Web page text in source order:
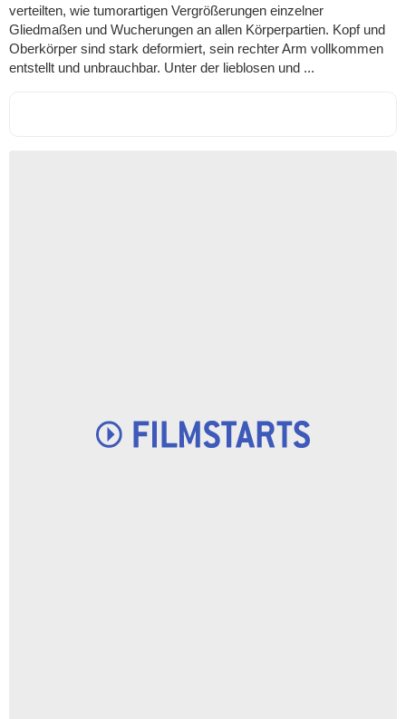
verteilten, wie tumorartigen Vergrößerungen einzelner
Gliedmaßen und Wucherungen an allen Körperpartien. Kopf und
Oberkörper sind stark deformiert, sein rechter Arm vollkommen
entstellt und unbrauchbar. Unter der lieblosen und ...